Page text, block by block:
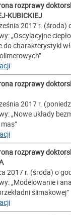
rozprawy
KUBICKIEJ
2017 r. (środa)
„Oscylacyjne
do charakterystyki
rozprawy
2017 r.
„Nowe układy
rozprawy
2017 r. (środa) o
„Modelowanie i
ślimakowej”